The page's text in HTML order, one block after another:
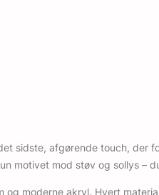
sidste, afgørende touch,
mod støv og sollys –
moderne akryl. Hvert